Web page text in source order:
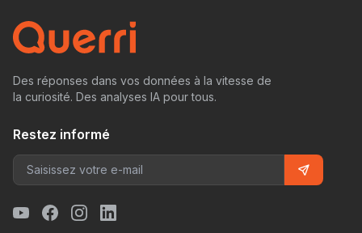
Des réponses dans vos données à la vitesse de
la curiosité. Des analyses IA pour tous.
Restez informé